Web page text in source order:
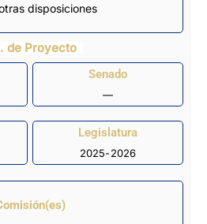
disposiciones
de Proyecto
Senado
—
Legislatura
2025-2026